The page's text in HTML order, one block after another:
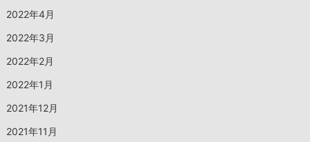
2022年4月
2022年3月
2022年2月
2022年1月
2021年12月
2021年11月